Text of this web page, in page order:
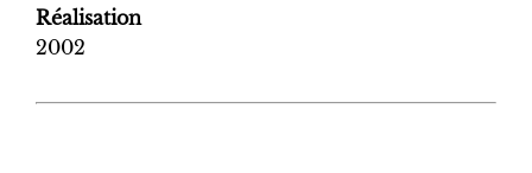
Réalisation
2002